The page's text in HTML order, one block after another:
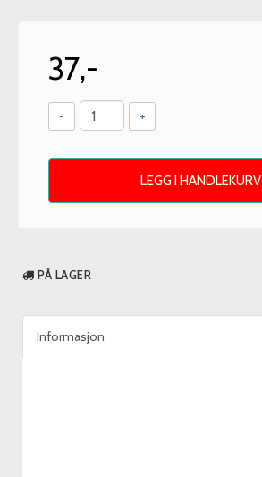
37,-
- +
LEGG I HANDLEKURV
PÅ LAGER
Informasjon